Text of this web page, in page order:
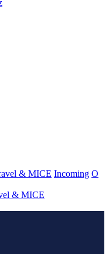
& MICE Incoming О
& MICE